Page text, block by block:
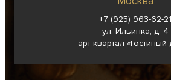
+7 (925) 963-62-21
ул. Ильинка, д. 4
арт-квартал «Гостиный